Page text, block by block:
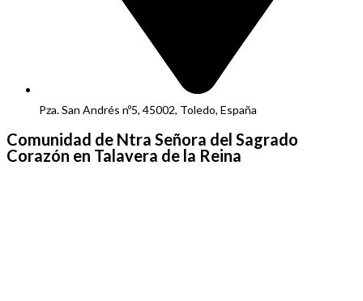
Pza. San Andrés nº5, 45002, Toledo, España
Comunidad de Ntra Señora del Sagrado
Corazón en Talavera de la Reina